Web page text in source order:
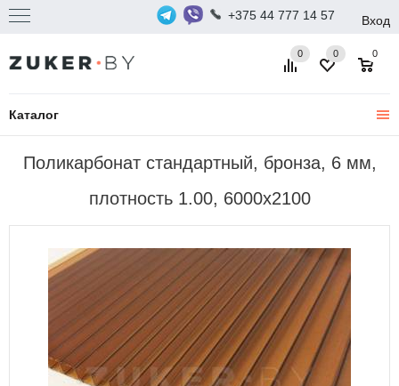
+375 44 777 14 57 Вход
Каталог
0 0
0
Поликарбонат стандартный, бронза, 6 мм,
плотность 1.00, 6000x2100